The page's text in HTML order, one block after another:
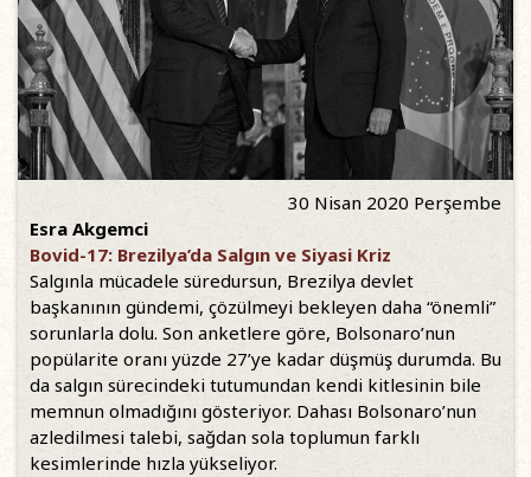
30 Nisan 2020 Perşembe
Esra Akgemci
Bovid-17: Brezilya’da Salgın ve Siyasi Kriz
Salgınla mücadele süredursun, Brezilya devlet
başkanının gündemi, çözülmeyi bekleyen daha “önemli”
sorunlarla dolu. Son anketlere göre, Bolsonaro’nun
popülarite oranı yüzde 27’ye kadar düşmüş durumda. Bu
da salgın sürecindeki tutumundan kendi kitlesinin bile
memnun olmadığını gösteriyor. Dahası Bolsonaro’nun
azledilmesi talebi, sağdan sola toplumun farklı
kesimlerinde hızla yükseliyor.